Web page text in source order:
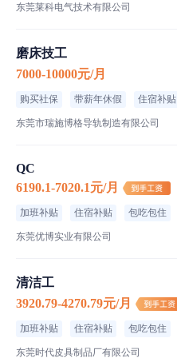
东莞莱科电气技术有限公司
磨床技工
7000-10000元/月
购买社保 带薪年休假 住宿补贴
东莞市瑞施博格导轨制造有限公司
QC
6190.1-7020.1元/月
加班补贴 住宿补贴 包吃包住
东莞优博实业有限公司
清洁工
3920.79-4270.79元/月
加班补贴 住宿补贴 包吃包住
东莞时代皮具制品厂有限公司